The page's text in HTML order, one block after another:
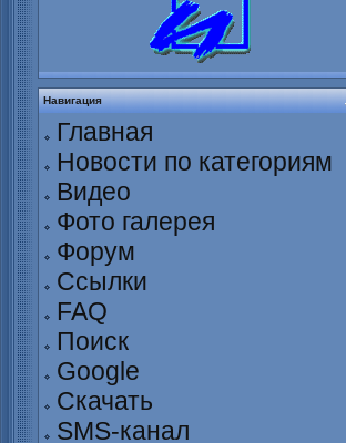
Навигация
Главная
Новости по категориям
Видео
Фото галерея
Форум
Ссылки
FAQ
Поиск
Google
Скачать
SMS-канал